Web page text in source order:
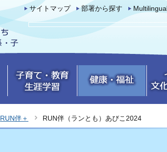
サイトマップ 部署から探す Multilingual
RUN伴＋ RUN伴（ランとも）あびこ2024